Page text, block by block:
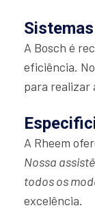
A Bosch é
eficiência.
para realizar
A Rheem
Nossa
todos os
excelência.